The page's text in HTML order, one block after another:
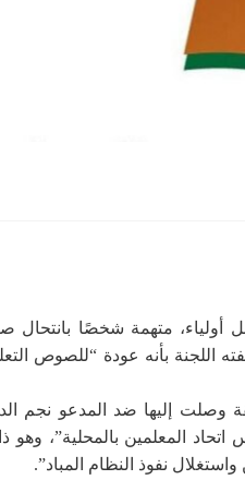
أولياء، متهمة شخصًا بانتحال
اللجنة بأنه عودة “للصوص
أكتوبر ٢٠٢٥م) أن شكاوى موثقة وصلت إليها ضد المدعو نجم
المعلمين بالمحلية”، وهو
نفوذ النظام المباد”.